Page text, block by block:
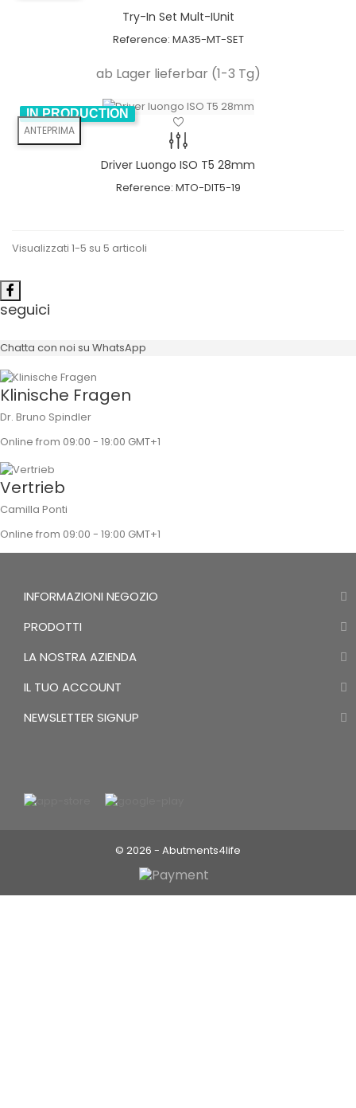
available in 11° & 22°Try-In Set Mult-IUnit
Reference: MA35-MT-SET
ab Lager lieferbar (1-3 Tg)
ANTEPRIMA
IN PRODUCTION
Driver Luongo ISO T5 28mm
Reference: MTO-DIT5-19
Visualizzati 1-5 su 5 articoli
seguici
Chatta con noi su WhatsApp
Klinische Fragen
Dr. Bruno Spindler
Online from 09:00 - 19:00 GMT+1
Vertrieb
Camilla Ponti
Online from 09:00 - 19:00 GMT+1
INFORMAZIONI NEGOZIO
PRODOTTI
LA NOSTRA AZIENDA
IL TUO ACCOUNT
NEWSLETTER SIGNUP
© 2026 - Abutments4life